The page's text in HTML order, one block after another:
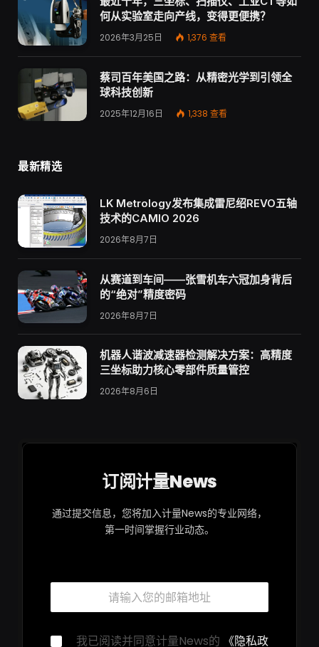
何从实验室走向产线，变得更便携？
2026年3月25日 1,376 查看
蔡司百年美国之路：从精密光学到引领全
球科技创新
2025年12月16日 1,338 查看
最新精选
LK Metrology发布集成雷尼绍REVO五轴
技术的CAMIO 2026
2026年8月7日
从赛道到车间——张雪机车六冠加身背后
的“绝对”精度密码
2026年8月7日
机器人谐波减速器检测解决方案：高精度
三坐标助力核心零部件质量管控
2026年8月6日
订阅计量News
通过提交信息，您将加入计量News的专业网络，
第一时间掌握行业动态。
私
声
邮
邮
*
隐
我已阅读并同意计量News的 《隐私政